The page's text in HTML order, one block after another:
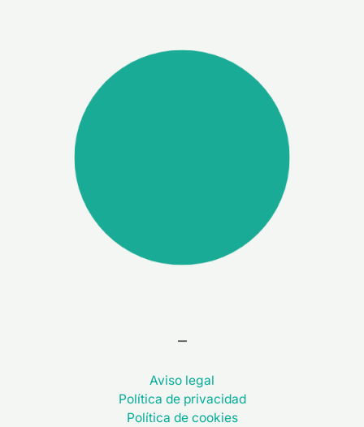
–
Aviso legal
Política de privacidad
Política de cookies